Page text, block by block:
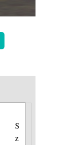
S
z